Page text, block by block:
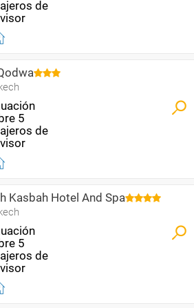
Kasbah Hotel And Spa